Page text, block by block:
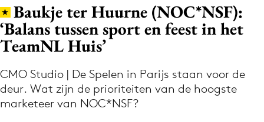
Download de app
Volg het laatste nieuws via de Adformatie
Nieuws app
Baukje ter Huurne (NOC*NSF):
‘Balans tussen sport en feest in het
TeamNL Huis’
CMO Studio | De Spelen in Parijs staan voor de
deur. Wat zijn de prioriteiten van de hoogste
marketeer van NOC*NSF?